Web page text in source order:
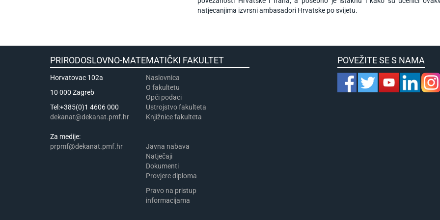
natjecanjima izvrsni ambasadori Hrvatske po svijetu.
PRIRODOSLOVNO-MATEMATIČKI FAKULTET
Horvatovac 102a
10 000 Zagreb
Tel:+385(0)1 4606 000
dekanat@dekanat.pmf.hr
Za medije:
prpmf@dekanat.pmf.hr
Naslovnica
​​​O fakultetu
Opći podaci
Ustrojstvo fakulteta
Knjižnice fakulteta
Javna nabava
Natječaji
Dokumenti
Provjere diploma
Pravo na pristup
informacijama
POVEŽITE SE S NAMA